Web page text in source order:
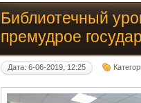
Библиотечный
премудрое
Дата: 6-06-2019, 12:25